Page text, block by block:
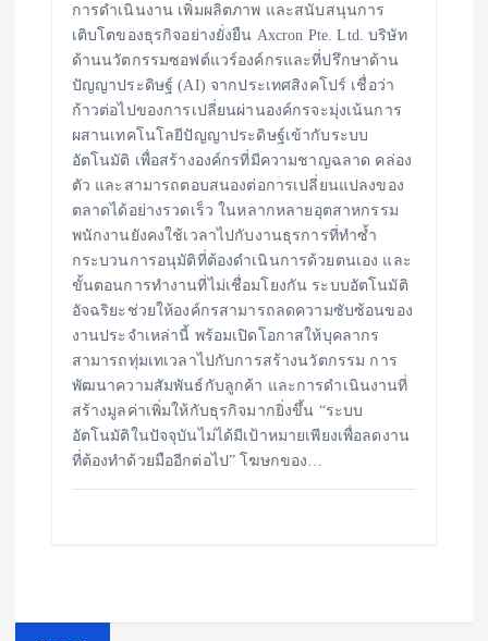
การดำเนินงาน เพิ่มผลิตภาพ และสนับสนุนการ
เติบโตของธุรกิจอย่างยั่งยืน Axcron Pte. Ltd. บริษัท
ด้านนวัตกรรมซอฟต์แวร์องค์กรและที่ปรึกษาด้าน
ปัญญาประดิษฐ์ (AI) จากประเทศสิงคโปร์ เชื่อว่า
ก้าวต่อไปของการเปลี่ยนผ่านองค์กรจะมุ่งเน้นการ
ผสานเทคโนโลยีปัญญาประดิษฐ์เข้ากับระบบ
อัตโนมัติ เพื่อสร้างองค์กรที่มีความชาญฉลาด คล่อง
ตัว และสามารถตอบสนองต่อการเปลี่ยนแปลงของ
ตลาดได้อย่างรวดเร็ว ในหลากหลายอุตสาหกรรม
พนักงานยังคงใช้เวลาไปกับงานธุรการที่ทำซ้ำ
กระบวนการอนุมัติที่ต้องดำเนินการด้วยตนเอง และ
ขั้นตอนการทำงานที่ไม่เชื่อมโยงกัน ระบบอัตโนมัติ
อัจฉริยะช่วยให้องค์กรสามารถลดความซับซ้อนของ
งานประจำเหล่านี้ พร้อมเปิดโอกาสให้บุคลากร
สามารถทุ่มเทเวลาไปกับการสร้างนวัตกรรม การ
พัฒนาความสัมพันธ์กับลูกค้า และการดำเนินงานที่
สร้างมูลค่าเพิ่มให้กับธุรกิจมากยิ่งขึ้น “ระบบ
อัตโนมัติในปัจจุบันไม่ได้มีเป้าหมายเพียงเพื่อลดงาน
ที่ต้องทำด้วยมืออีกต่อไป” โฆษกของ…